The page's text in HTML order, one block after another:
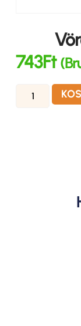
743Ft